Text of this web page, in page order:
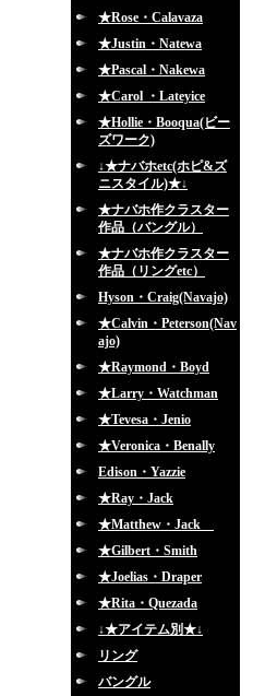
★Rose・Calavaza
★Justin・Natewa
★Pascal・Nakewa
★Carol ・Lateyice
★Hollie・Booqua(ビー
ズワーク)
↓★ナバホetc(ホピ&ズ
ニスタイル)★↓
★ナバホ作クラスター
作品（バングル）
★ナバホ作クラスター
作品（リングetc）
Hyson・Craig(Navajo)
★Calvin・Peterson(Nav
ajo)
★Raymond・Boyd
★Larry・Watchman
★Tevesa・Jenio
★Veronica・Benally
Edison・Yazzie
★Ray・Jack
★Matthew・Jack
★Gilbert・Smith
★Joelias・Draper
★Rita・Quezada
↓★アイテム別★↓
リング
バングル